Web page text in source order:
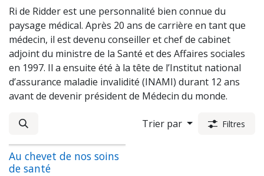
Ri de Ridder est une personnalité bien connue du
paysage médical. Après 20 ans de carrière en tant que
médecin, il est devenu conseiller et chef de cabinet
adjoint du ministre de la Santé et des Affaires sociales
en 1997. Il a ensuite été à la tête de l’Institut national
d’assurance maladie invalidité (INAMI) durant 12 ans
avant de devenir président de Médecin du monde.
Trier par Filtres
Au chevet de nos soins
de santé